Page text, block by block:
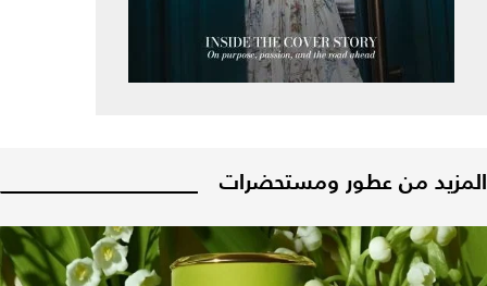
المزيد من عطور ومستحضرات